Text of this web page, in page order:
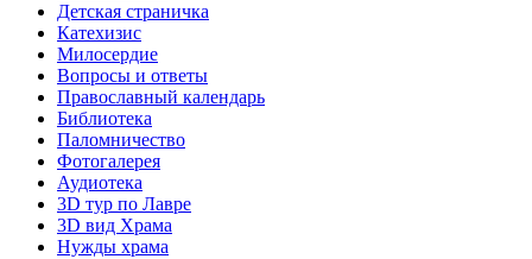
Детская страничка
Катехизис
Милосердие
Вопросы и ответы
Православный календарь
Библиотека
Паломничество
Фотогалерея
Аудиотека
3D тур по Лавре
3D вид Храма
Нужды храма